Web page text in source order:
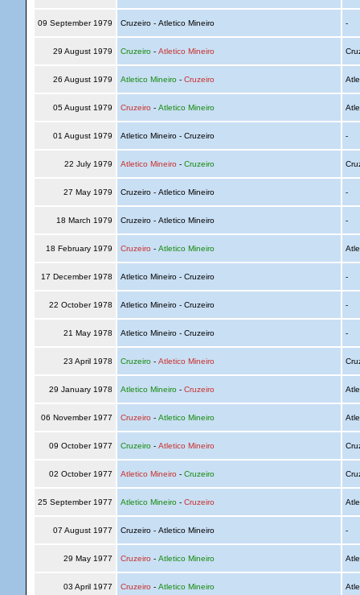
09 September 1979 Cruzeiro - Atletico Mineiro -
29 August 1979 Cruzeiro- Atletico Mineiro
26 August 1979 Atletico Mineiro- Cruzeiro
05 August 1979 Cruzeiro - Atletico Mineiro
01 August 1979 Atletico Mineiro - Cruzeiro -
22 July 1979 Atletico Mineiro - Cruzeiro
27 May 1979 Cruzeiro - Atletico Mineiro -
18 March 1979 Cruzeiro - Atletico Mineiro -
18 February 1979 Cruzeiro - Atletico Mineiro
17 December 1978 Atletico Mineiro - Cruzeiro -
22 October 1978 Atletico Mineiro - Cruzeiro -
21 May 1978 Atletico Mineiro - Cruzeiro -
23 April 1978 Cruzeiro- Atletico Mineiro
29 January 1978 Atletico Mineiro- Cruzeiro
06 November 1977 Cruzeiro - Atletico Mineiro
09 October 1977 Cruzeiro- Atletico Mineiro
02 October 1977 Atletico Mineiro - Cruzeiro
25 September 1977 Atletico Mineiro- Cruzeiro
07 August 1977 Cruzeiro - Atletico Mineiro -
29 May 1977 Cruzeiro - Atletico Mineiro
03 April 1977 Cruzeiro - Atletico Mineiro